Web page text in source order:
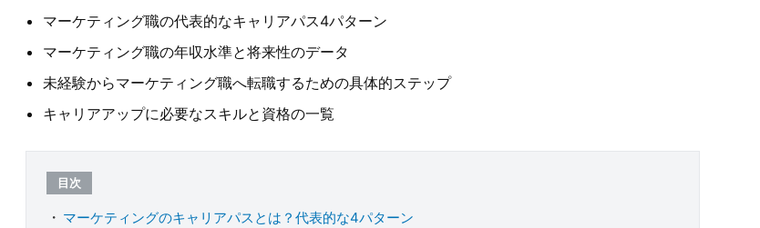
マーケティング職の代表的なキャリアパス4パターン
マーケティング職の年収水準と将来性のデータ
未経験からマーケティング職へ転職するための具体的ステップ
キャリアアップに必要なスキルと資格の一覧
目次
マーケティングのキャリアパスとは？代表的な4パターン